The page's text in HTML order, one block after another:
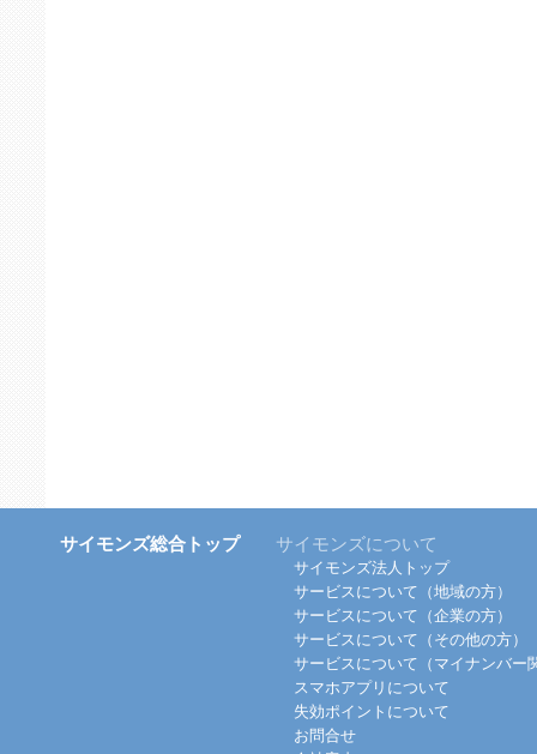
サイモンズ総合トップ サイモンズについて
サイモンズ法人トップ
サービスについて（地域の方）
サービスについて（企業の方）
サービスについて（その他の方）
サービスについて（マイナンバー
スマホアプリについて
失効ポイントについて
お問合せ